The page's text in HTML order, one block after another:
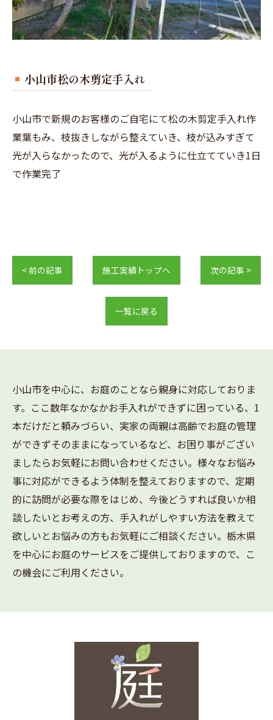
小山市松の木剪定手入れ
小山市で新規のお客様のご自宅にて松の木剪定手入れ作
業葉もみ、枝抜きしながら整えていき、枝が込みすぎて
光が入らなかったので、光が入るように仕立てていき1日
で作業完了
< 前の記事 施工実績トップへ 次の記事 >
一覧に戻る
小山市を中心に、お庭のことなら親身に対応しておりま
す。ここ数年なかなかお手入れができずに困っている、1
本だけだと頼みづらい、実家の両親は高齢でお庭の管理
ができずそのままになっているなど、お困り事がござい
ましたらお気軽にお問い合わせください。様々なお悩み
事に対応ができるよう体制を整えておりますので、定期
的に訪問が必要な際をはじめ、今後どうすれば良いか相
談したいとお考えの方、手入れがしやすい方法を教えて
欲しいとお悩みの方もお気軽にご相談ください。栃木県
を中心にお庭のサービスをご提供しておりますので、こ
の機会にご利用ください。